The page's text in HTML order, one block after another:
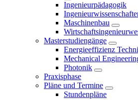
Ingenieurpädagogik
Maschinenbau
Masterstudiengänge
Energieeffizienz
Mechanical
Photonik
Praxisphase
Pläne und Termine
Stundenpläne